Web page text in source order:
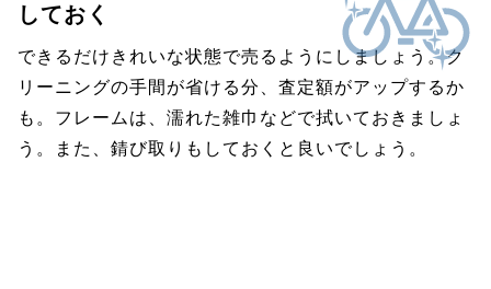
しておく
できるだけきれいな状態で売るようにしましょう。ク
リーニングの手間が省ける分、査定額がアップするか
も。フレームは、濡れた雑巾などで拭いておきましょ
う。また、錆び取りもしておくと良いでしょう。